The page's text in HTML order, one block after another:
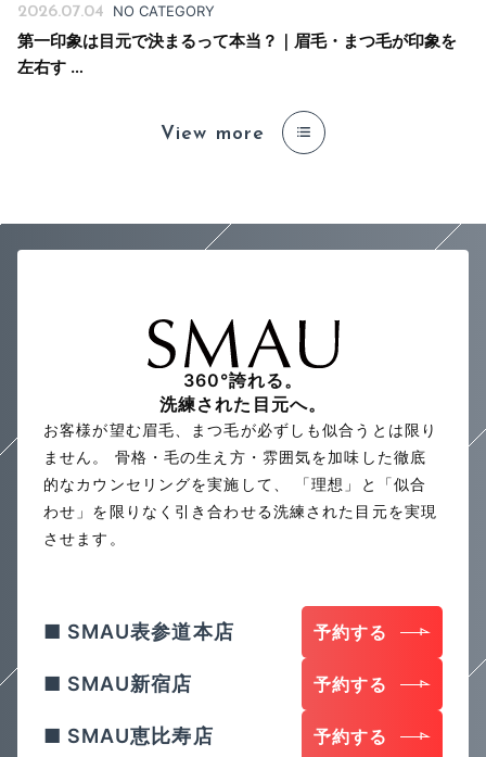
2026.07.04 NO CATEGORY
第一印象は目元で決まるって本当？｜眉毛・まつ毛が印象を
左右す …
View more
360°誇れる。
洗練された目元へ。
お客様が望む眉毛、まつ毛が必ずしも似合うとは限り
ません。
骨格・毛の生え方・雰囲気を加味した徹底
的なカウンセリングを実施して、
「理想」と「似合
わせ」を限りなく引き合わせる洗練された目元を実現
させます。
SMAU表参道本店 予約する
SMAU新宿店 予約する
SMAU恵比寿店 予約する